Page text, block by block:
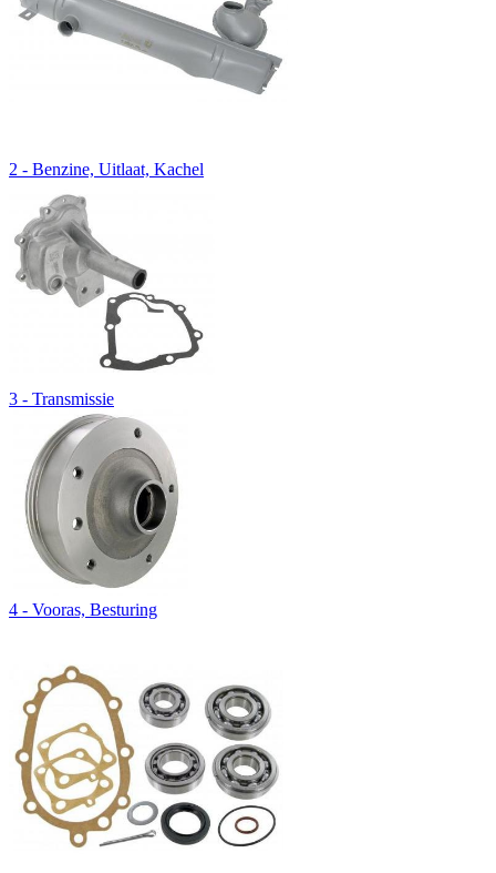
2 - Benzine, Uitlaat, Kachel
3 - Transmissie
4 - Vooras, Besturing